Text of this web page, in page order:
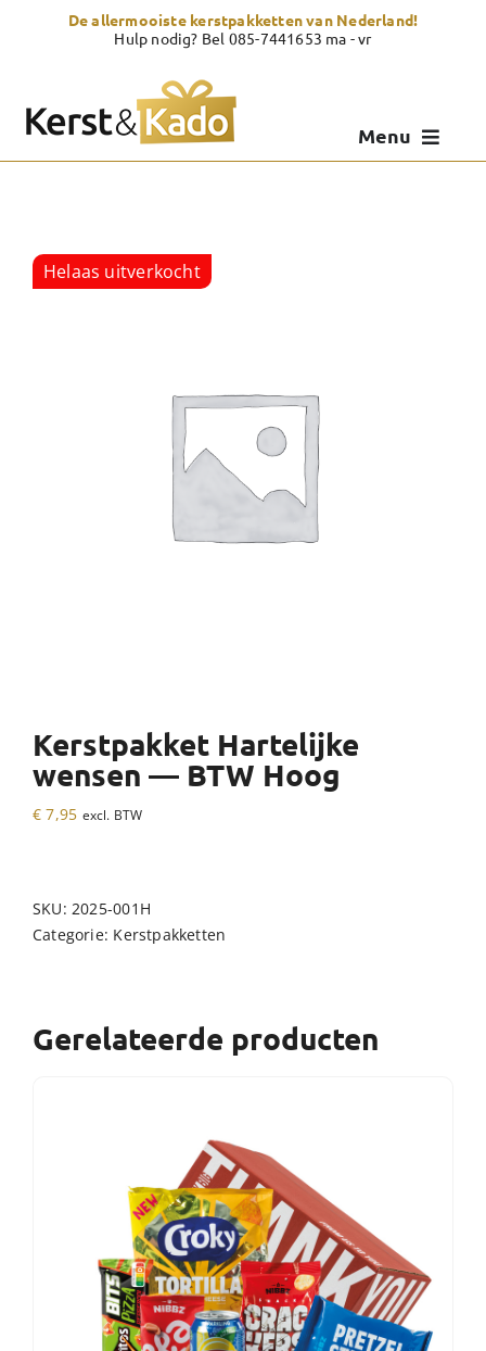
De allermooiste kerstpakketten van Nederland!
Hulp nodig? Bel 085-7441653 ma - vr
Menu
Over Kerst & Kado
Helaas uitverkocht
Kerstpakket Hartelijke
wensen — BTW Hoog
€ 7,95 excl. BTW
SKU:2025-001H
Categorie: Kerstpakketten
Gerelateerde producten